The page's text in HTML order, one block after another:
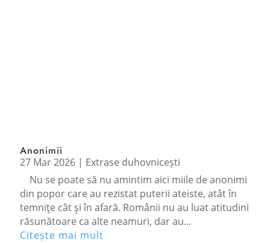
Anonimii
27 Mar 2026| Extrase duhovnicești
Nu se poate să nu amintim aici miile de anonimi
din popor care au rezistat puterii ateiste, atât în
temniţe cât şi în afară. Românii nu au luat atitudini
răsunătoare ca alte neamuri, dar au...
Citește mai mult